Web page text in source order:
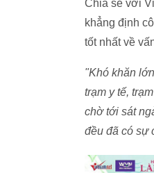
Chia sẻ với
khẳng định
tốt nhất về
"Khó khăn
trạm y tế,
chờ tới sát
đều đã có sự